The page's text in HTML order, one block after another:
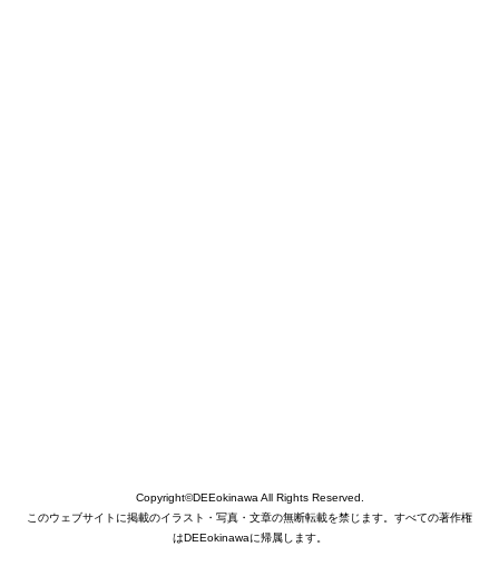
Copyright©DEEokinawa All Rights Reserved.
このウェブサイトに掲載のイラスト・写真・文章の無断転載を禁じます。すべての著作権
はDEEokinawaに帰属します。